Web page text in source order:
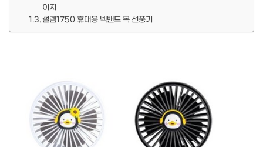
이지
설렘1750 휴대용 넥밴드 목 선풍기